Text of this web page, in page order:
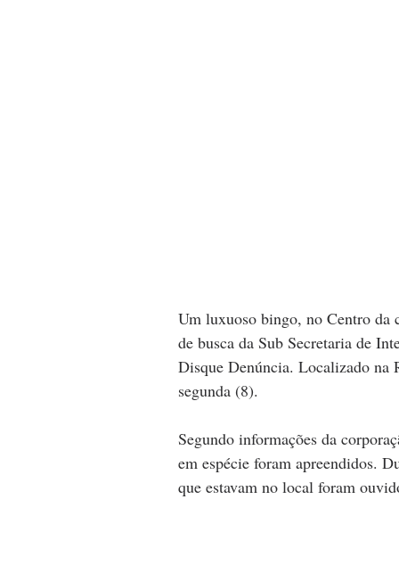
Um luxuoso bingo, no Centro
de busca da Sub Secretaria de
Disque Denúncia. Localizado na
segunda (8).
Segundo informações da
em espécie foram apreendidos.
que estavam no local foram